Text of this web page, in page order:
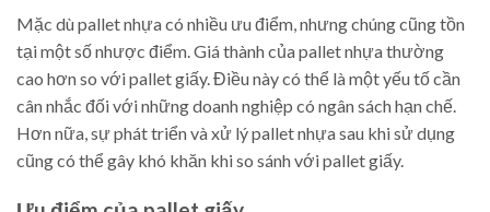
Mặc dù pallet nhựa có nhiều ưu điểm, nhưng chúng cũng tồn
tại một số nhược điểm. Giá thành của pallet nhựa thường
cao hơn so với pallet giấy. Điều này có thể là một yếu tố cần
cân nhắc đối với những doanh nghiệp có ngân sách hạn chế.
Hơn nữa, sự phát triển và xử lý pallet nhựa sau khi sử dụng
cũng có thể gây khó khăn khi so sánh với pallet giấy.